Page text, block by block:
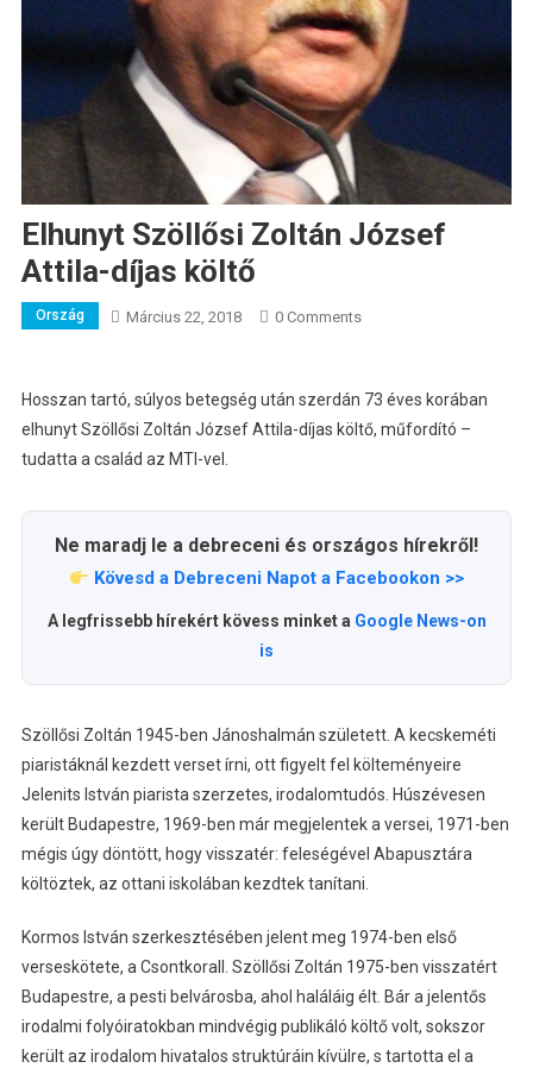
Elhunyt Szöllősi Zoltán József
Attila-díjas költő
Ország Március 22, 2018 0 Comments
Hosszan tartó, súlyos betegség után szerdán 73 éves korában
elhunyt Szöllősi Zoltán József Attila-díjas költő, műfordító –
tudatta a család az MTI-vel.
Ne maradj le a debreceni és országos hírekről!
Kövesd a Debreceni Napot a Facebookon >>
A legfrissebb hírekért kövess minket a Google News-on
is
Szöllősi Zoltán 1945-ben Jánoshalmán született. A kecskeméti
piaristáknál kezdett verset írni, ott figyelt fel költeményeire
Jelenits István piarista szerzetes, irodalomtudós. Húszévesen
került Budapestre, 1969-ben már megjelentek a versei, 1971-ben
mégis úgy döntött, hogy visszatér: feleségével Abapusztára
költöztek, az ottani iskolában kezdtek tanítani.
Kormos István szerkesztésében jelent meg 1974-ben első
verseskötete, a Csontkorall. Szöllősi Zoltán 1975-ben visszatért
Budapestre, a pesti belvárosba, ahol haláláig élt. Bár a jelentős
irodalmi folyóiratokban mindvégig publikáló költő volt, sokszor
került az irodalom hivatalos struktúráin kívülre, s tartotta el a